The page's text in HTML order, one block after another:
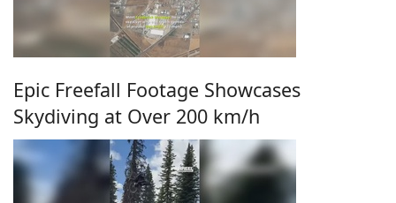
Epic Freefall Footage Showcases
Skydiving at Over 200 km/h